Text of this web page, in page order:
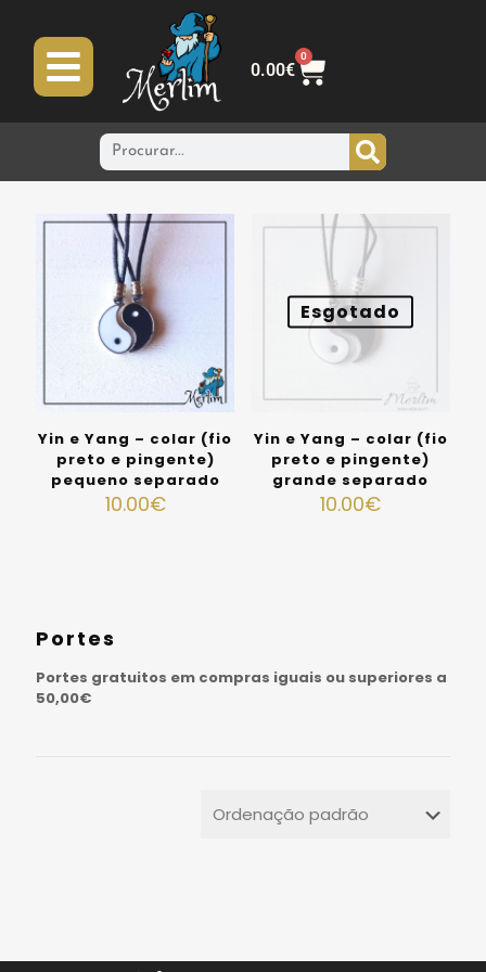
0.00€
0
Yin e Yang – colar (fio
preto e pingente)
pequeno separado
10.00€
Esgotado
Yin e Yang – colar (fio
preto e pingente)
grande separado
10.00€
Portes
Portes gratuitos em compras iguais ou superiores a
50,00€